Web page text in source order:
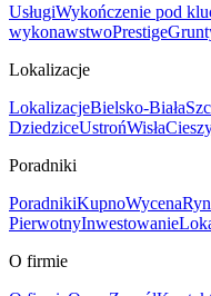
UsługiWykończenie pod
wykonawstwoPrestige
Lokalizacje
LokalizacjeBielsko-Biała
DziedziceUstrońWisła
Poradniki
PoradnikiKupnoWycena
PierwotnyInwestowanie
O firmie